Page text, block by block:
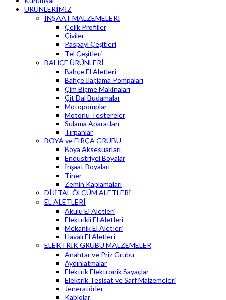
ÜRÜNLERİMİZ
İNŞAAT MALZEMELERİ
Çelik Profiller
Çiviler
Paspayı Çeşitleri
Tel Çeşitleri
BAHÇE ÜRÜNLERİ
Bahçe El Aletleri
Bahçe İlaçlama Pompaları
Çim Biçme Makinaları
Çit Dal Budamalar
Motopomplar
Motorlu Testereler
Sulama Aparatları
Tırpanlar
BOYA ve FIRÇA GRUBU
Boya Aksesuarları
Endüstriyel Boyalar
İnşaat Boyaları
Tiner
Zemin Kaplamaları
DİJİTAL ÖLÇÜM ALETLERİ
EL ALETLERİ
Akülü El Aletleri
Elektrikli El Aletleri
Mekanik El Aletleri
Havalı El Aletleri
ELEKTRİK GRUBU MALZEMELER
Anahtar ve Priz Grubu
Aydınlatmalar
Elektrik Elektronik Sayaçlar
Elektrik Tesisat ve Sarf Malzemeleri
Jeneratörler
Kablolar